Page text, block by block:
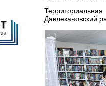
Давлекановский